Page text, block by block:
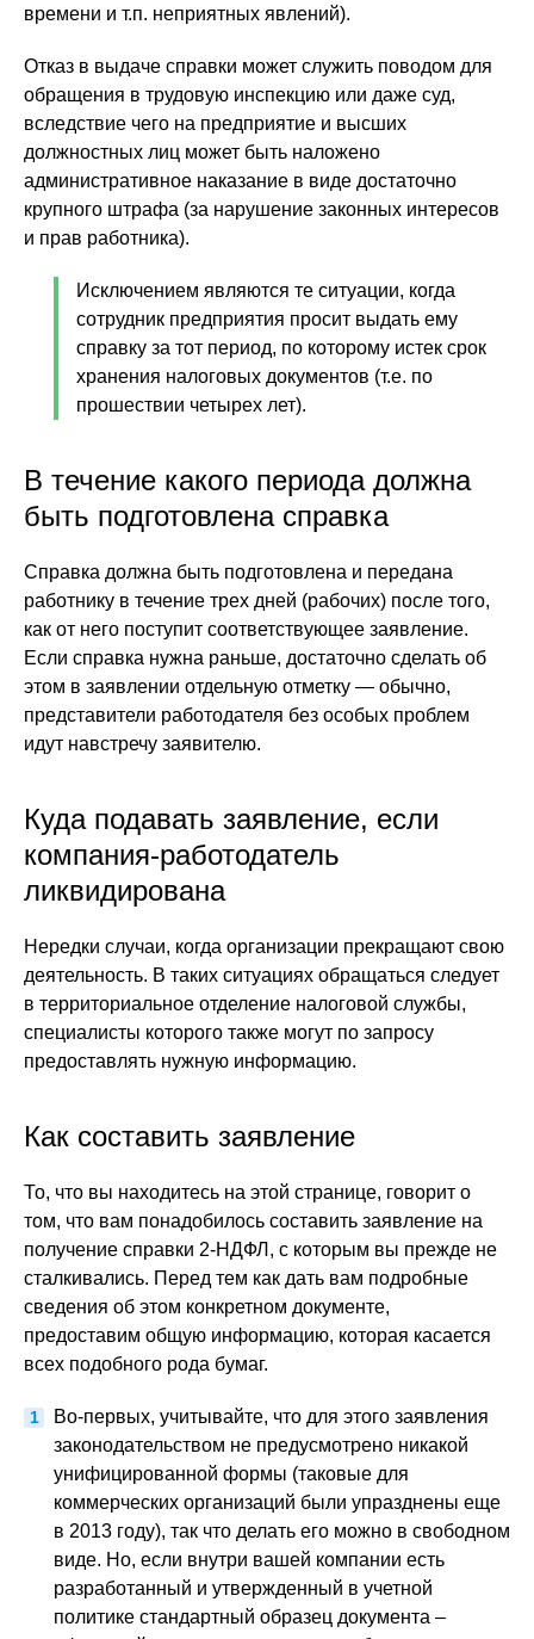
времени и т.п. неприятных явлений).
Отказ в выдаче справки может служить поводом для
обращения в трудовую инспекцию или даже суд,
вследствие чего на предприятие и высших
должностных лиц может быть наложено
административное наказание в виде достаточно
крупного штрафа (за нарушение законных интересов
и прав работника).
Исключением являются те ситуации, когда
сотрудник предприятия просит выдать ему
справку за тот период, по которому истек срок
хранения налоговых документов (т.е. по
прошествии четырех лет).
В течение какого периода должна
быть подготовлена справка
Справка должна быть подготовлена и передана
работнику в течение трех дней (рабочих) после того,
как от него поступит соответствующее заявление.
Если справка нужна раньше, достаточно сделать об
этом в заявлении отдельную отметку — обычно,
представители работодателя без особых проблем
идут навстречу заявителю.
Куда подавать заявление, если
компания-работодатель
ликвидирована
Нередки случаи, когда организации прекращают свою
деятельность. В таких ситуациях обращаться следует
в территориальное отделение налоговой службы,
специалисты которого также могут по запросу
предоставлять нужную информацию.
Как составить заявление
То, что вы находитесь на этой странице, говорит о
том, что вам понадобилось составить заявление на
получение справки 2-НДФЛ, с которым вы прежде не
сталкивались. Перед тем как дать вам подробные
сведения об этом конкретном документе,
предоставим общую информацию, которая касается
всех подобного рода бумаг.
Во-первых, учитывайте, что для этого заявления
законодательством не предусмотрено никакой
унифицированной формы (таковые для
коммерческих организаций были упразднены еще
в 2013 году), так что делать его можно в свободном
виде. Но, если внутри вашей компании есть
разработанный и утвержденный в учетной
политике стандартный образец документа –